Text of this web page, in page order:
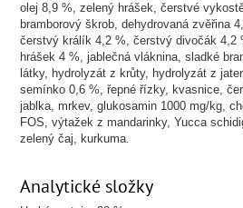
olej 8,9 %, zelený hrášek, čerstvé
bramborový škrob, dehydrovaná zvěřina
čerstvý králík 4,2 %, čerstvý divočák 4,2
hrášek 4 %, jablečná vláknina, sladké
látky, hydrolyzát z krůty, hydrolyzát z
semínko 0,6 %, řepné řízky, kvasnice,
jablka, mrkev, glukosamin 1000 mg/kg,
FOS, výtažek z mandarinky, Yucca
zelený čaj, kurkuma.
Analytické složky